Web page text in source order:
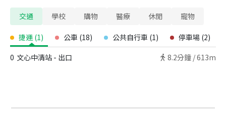
交通 學校 購物 醫療 休閒 寵物
捷運 (1) 公車 (18) 公共自行車 (1) 停車場 (2)
0 文心中清站 - 出口 8.2分鐘 /613m